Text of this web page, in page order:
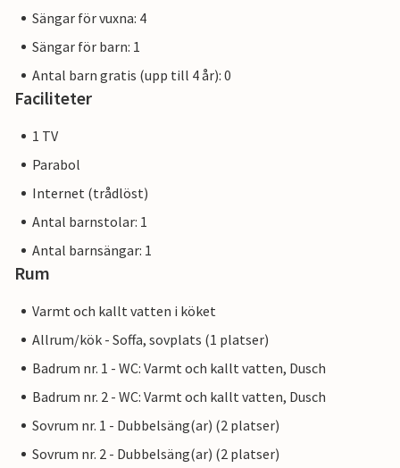
Sängar för vuxna: 4
Sängar för barn: 1
Antal barn gratis (upp till 4 år): 0
Faciliteter
1 TV
Parabol
Internet (trådlöst)
Antal barnstolar: 1
Antal barnsängar: 1
Rum
Varmt och kallt vatten i köket
Allrum/kök - Soffa, sovplats (1 platser)
Badrum nr. 1 - WC: Varmt och kallt vatten, Dusch
Badrum nr. 2 - WC: Varmt och kallt vatten, Dusch
Sovrum nr. 1 - Dubbelsäng(ar) (2 platser)
Sovrum nr. 2 - Dubbelsäng(ar) (2 platser)